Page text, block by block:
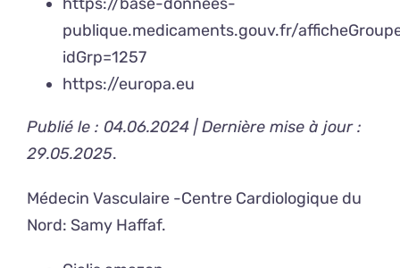
publique.medicaments.gouv.fr/
idGrp=1257
https://europa.eu
Publié le : 04.06.2024 | Dernière mise à jour :
29.05.2025.
Médecin Vasculaire -Centre Cardiologique du
Nord: Samy Haffaf.